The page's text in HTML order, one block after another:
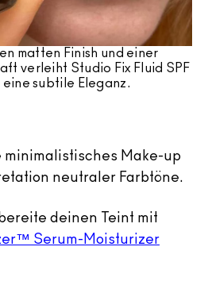
matten Finish und einer
verleiht Studio Fix Fluid SPF
eine subtile Eleganz.
minimalistisches Make-up
neutraler Farbtöne.
deinen Teint mit
Serum-Moisturizer